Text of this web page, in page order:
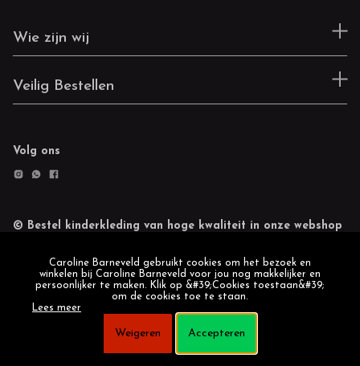
Wie zijn wij
Veilig Bestellen
Volg ons
© Bestel kinderkleding van hoge kwaliteit in onze webshop
Caroline Barneveld gebruikt cookies om het bezoek en
winkelen bij Caroline Barneveld voor jou nog makkelijker en
persoonlijker te maken. Klik op &#39;Cookies toestaan&#39;
om de cookies toe te staan.
Lees meer
Weigeren Accepteren